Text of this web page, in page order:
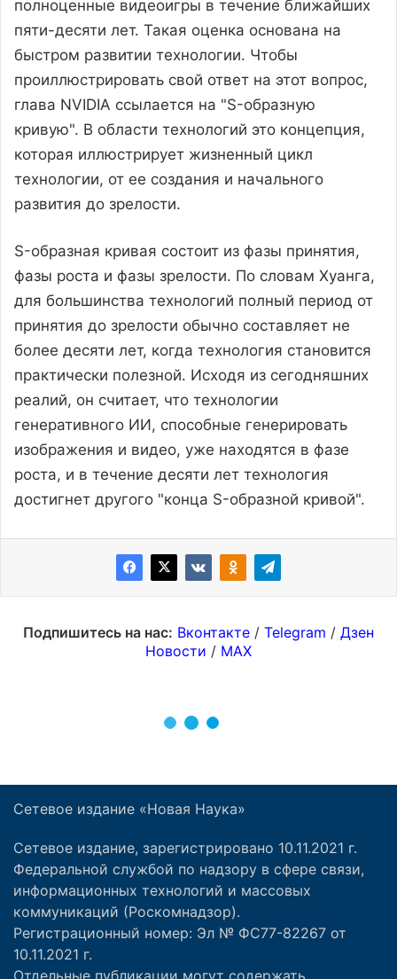
Сетевое издание «Новая Наука»
Сетевое издание, зарегистрировано 10.11.2021 г.
Федеральной службой по надзору в сфере связи,
информационных технологий и массовых
коммуникаций (Роскомнадзор).
Регистрационный номер: Эл № ФС77-82267 от
10.11.2021 г.
Отдельные публикации могут содержать